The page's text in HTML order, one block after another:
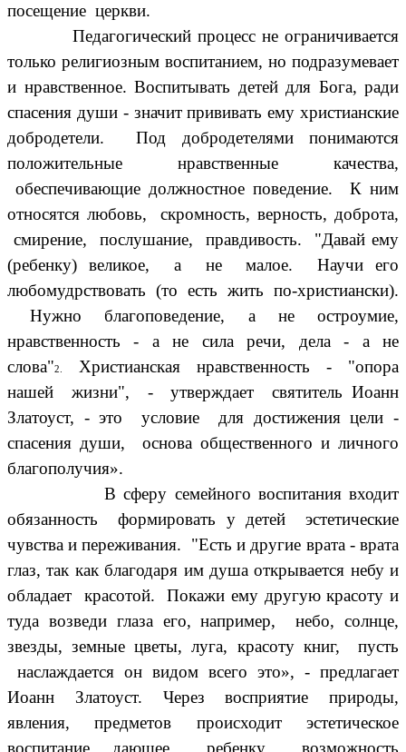
посещение церкви.
Педагогический процесс не ограничивается
только религиозным воспитанием, но подразумевает
и нравственное. Воспитывать детей для Бога, ради
спасения души - значит прививать ему христианские
добродетели. Под добродетелями понимаются
положительные нравственные качества,
обеспечивающие должностное поведение. К ним
относятся любовь, скромность, верность, доброта,
смирение, послушание, правдивость. "Давай ему
(ребенку) великое, а не малое. Научи его
любомудрствовать (то есть жить по-христиански).
Нужно благоповедение, а не остроумие,
нравственность - а не сила речи, дела - а не
слова"2.
Христианская нравственность - "опора
нашей жизни", - утверждает святитель Иоанн
Златоуст, - это условие для достижения цели -
спасения души, основа общественного и личного
благополучия».
В сферу семейного воспитания входит
обязанность формировать у детей эстетические
чувства и переживания. "Есть и другие врата - врата
глаз, так как благодаря им душа открывается небу и
обладает красотой. Покажи ему другую красоту и
туда возведи глаза его, например, небо, солнце,
звезды, земные цветы, луга, красоту книг, пусть
наслаждается он видом всего это», - предлагает
Иоанн Златоуст. Через восприятие природы,
явления, предметов происходит эстетическое
воспитание, дающее ребенку возможность